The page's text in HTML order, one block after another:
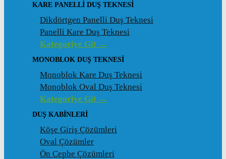
KARE PANELLI DUŞ TEKNESI
Dikdörtgen Panelli Duş Teknesi
Panelli Kare Duş Teknesi
Kategoriye Git →
MONOBLOK DUŞ TEKNESI
Monoblok Kare Duş Teknesi
Monoblok Oval Duş Teknesi
Kategoriye Git →
DUŞ KABINLERI
Köşe Giriş Çözümleri
Oval Çözümler
Ön Cephe Çözümleri